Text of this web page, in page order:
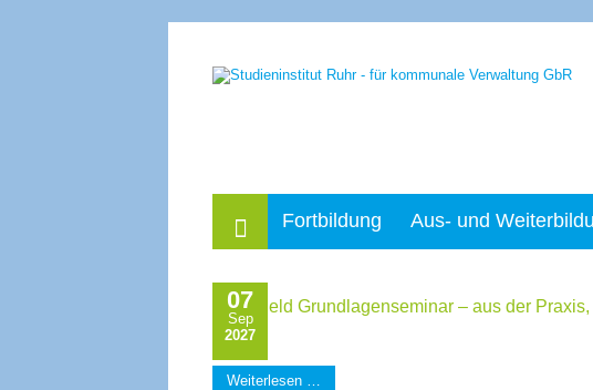
Fortbildung Aus- und
07
Sep
2027
Wohngeld Grundlagenseminar – aus der
Weiterlesen …